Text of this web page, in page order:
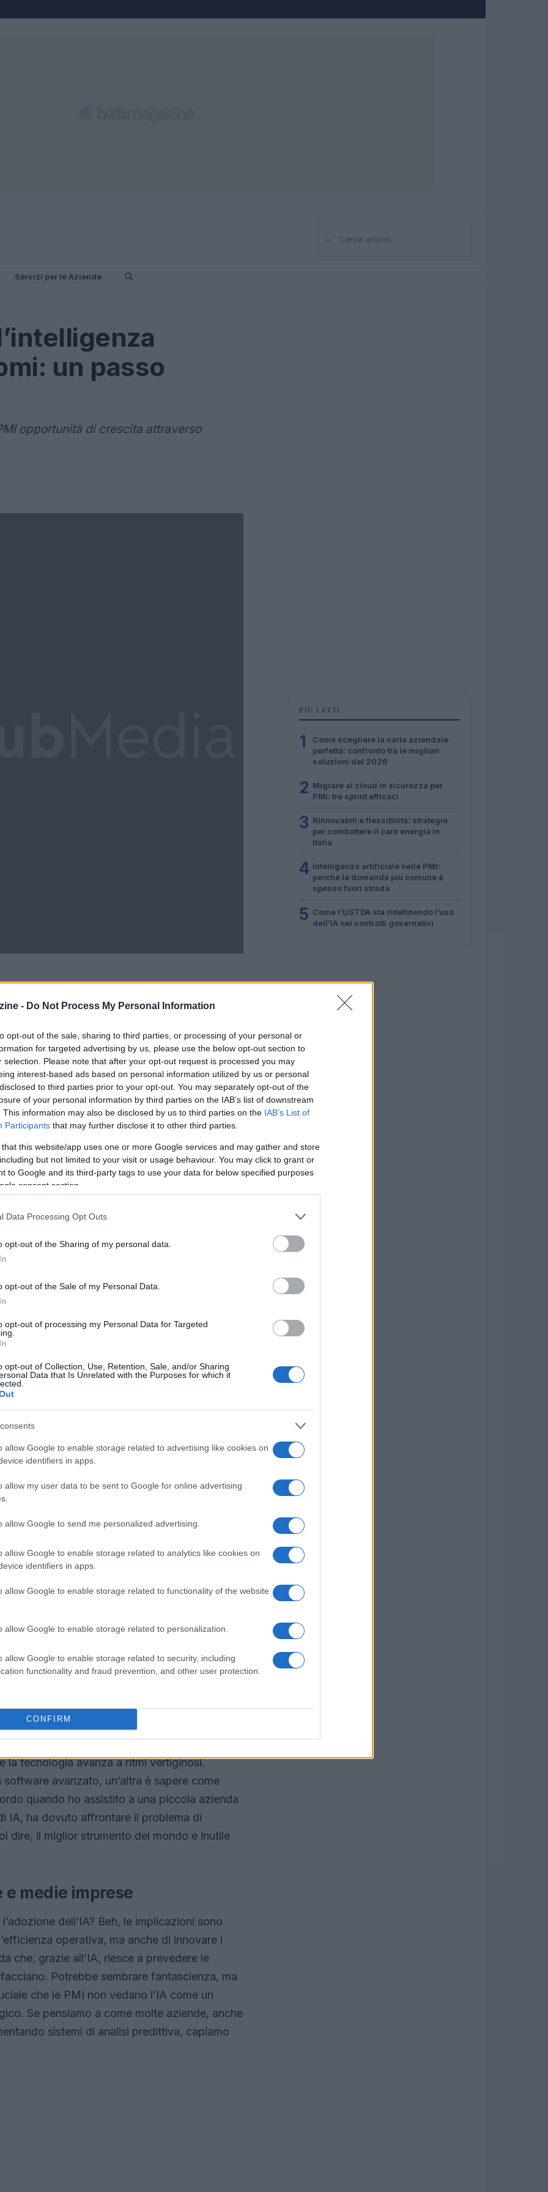
- Do Not Process My Personal Information
opt-out of the sale, sharing to third parties, or processing of your personal or
for targeted advertising by us, please use the below opt-out section to
selection. Please note that after your opt-out request is processed you may
interest-based ads based on personal information utilized by us or personal
to third parties prior to your opt-out. You may separately opt-out of the
of your personal information by third parties on the IAB’s list of downstream
This information may also be disclosed by us to third parties on the IAB’s List of
Participants that may further disclose it to other third parties.
that this website/app uses one or more Google services and may gather and store
but not limited to your visit or usage behaviour. You may click to grant or
to Google and its third-party tags to use your data for below specified purposes
consent section.
Data Processing Opt Outs
opt-out of the Sharing of my personal data.
opt-out of the Sale of my Personal Data.
opt-out of processing my Personal Data for Targeted
opt-out of Collection, Use, Retention, Sale, and/or Sharing
Data that Is Unrelated with the Purposes for which it
allow Google to enable storage related to advertising like cookies on
identifiers in apps.
allow my user data to be sent to Google for online advertising
allow Google to send me personalized advertising.
allow Google to enable storage related to analytics like cookies on
identifiers in apps.
allow Google to enable storage related to functionality of the website
allow Google to enable storage related to personalization.
allow Google to enable storage related to security, including
functionality and fraud prevention, and other user protection.
CONFIRM
⌕Cerca
Servizi per le Aziende
un passo
opportunità di crescita attraverso
Senato un disegno di legge che ha suscitato
e medie imprese. In un contesto
dell’intelligenza artificiale (IA) nelle
ma una vera e propria necessità. Un’idea
quanto possa essere rivoluzionaria l’IA se
minaccia. D’altronde, chi non ha mai
l’efficienza operativa e la competitività
l’IA nelle PMI attraverso una serie di
ma che, alla base, hanno un obiettivo
più competitive sul mercato. Una delle
perduto e i crediti d’imposta per le attività di
Insomma, si tratta di un pacchetto di
che spesso le PMI devono affrontare
si limitano a un semplice aiuto finanziario.
che comprende anche la formazione del
la tecnologia avanza a ritmi vertiginosi.
avanzato, un’altra è sapere come
quando ho assistito a una piccola azienda
IA, ha dovuto affrontare il problema di
dire, il miglior strumento del mondo è inutile
medie imprese
dell’IA? Beh, le implicazioni sono
operativa, ma anche di innovare i
che, grazie all’IA, riesce a prevedere le
Potrebbe sembrare fantascienza, ma
che le PMI non vedano l’IA come un
Se pensiamo a come molte aziende, anche
sistemi di analisi predittiva, capiamo
PIÙ LETTI
1
Come scegliere la carta aziendale
perfetta: confronto tra le migliori
soluzioni del 2026
2 Migrare al cloud in sicurezza per
PMI: tre sprint efficaci
3 Rinnovabili e flessibilità: strategie
per combattere il caro energia in
Italia
4 Intelligenza artificiale nelle PMI:
perché la domanda più comune è
spesso fuori strada
5 Come l’USTDA sta ridefinendo l’uso
dell’IA nei contratti governativi